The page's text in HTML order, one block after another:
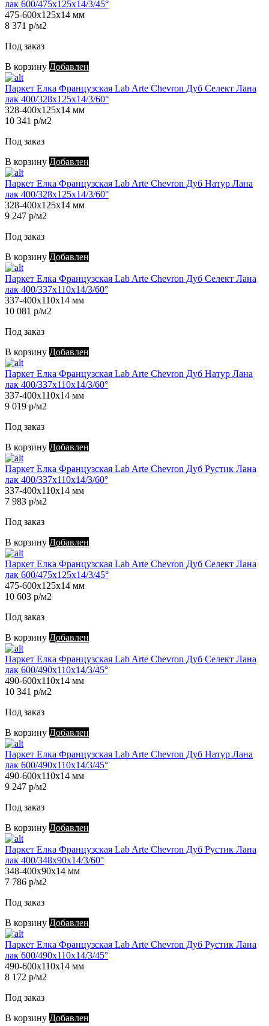
лак 600/475х125х14/3/45°
475-600х125х14 мм
8 371 р/м2
Под заказ
В корзину Добавлен
Паркет Елка Французская Lab Arte Chevron Дуб Селект Лана
лак 400/328х125х14/3/60°
328-400х125х14 мм
10 341 р/м2
Под заказ
В корзину Добавлен
Паркет Елка Французская Lab Arte Chevron Дуб Натур Лана
лак 400/328х125х14/3/60°
328-400х125х14 мм
9 247 р/м2
Под заказ
В корзину Добавлен
Паркет Елка Французская Lab Arte Chevron Дуб Селект Лана
лак 400/337х110х14/3/60°
337-400х110х14 мм
10 081 р/м2
Под заказ
В корзину Добавлен
Паркет Елка Французская Lab Arte Chevron Дуб Натур Лана
лак 400/337х110х14/3/60°
337-400х110х14 мм
9 019 р/м2
Под заказ
В корзину Добавлен
Паркет Елка Французская Lab Arte Chevron Дуб Рустик Лана
лак 400/337х110х14/3/60°
337-400х110х14 мм
7 983 р/м2
Под заказ
В корзину Добавлен
Паркет Елка Французская Lab Arte Chevron Дуб Селект Лана
лак 600/475х125х14/3/45°
475-600х125х14 мм
10 603 р/м2
Под заказ
В корзину Добавлен
Паркет Елка Французская Lab Arte Chevron Дуб Селект Лана
лак 600/490х110х14/3/45°
490-600х110х14 мм
10 341 р/м2
Под заказ
В корзину Добавлен
Паркет Елка Французская Lab Arte Chevron Дуб Натур Лана
лак 600/490х110х14/3/45°
490-600х110х14 мм
9 247 р/м2
Под заказ
В корзину Добавлен
Паркет Елка Французская Lab Arte Chevron Дуб Рустик Лана
лак 400/348х90х14/3/60°
348-400х90х14 мм
7 786 р/м2
Под заказ
В корзину Добавлен
Паркет Елка Французская Lab Arte Chevron Дуб Рустик Лана
лак 600/490х110х14/3/45°
490-600х110х14 мм
8 172 р/м2
Под заказ
В корзину Добавлен